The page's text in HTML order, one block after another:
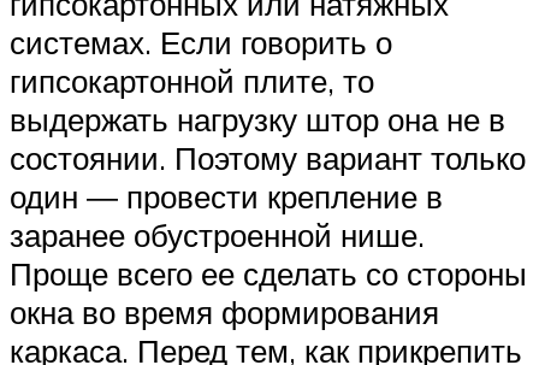
системах. Если говорить о
гипсокартонной плите, то
выдержать нагрузку штор она не в
состоянии. Поэтому вариант только
один ― провести крепление в
заранее обустроенной нише.
Проще всего ее сделать со стороны
окна во время формирования
каркаса. Перед тем, как прикрепить